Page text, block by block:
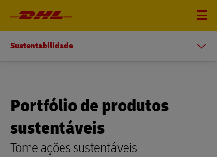
Sustentabilidade
Portfólio de produtos
sustentáveis
Tome ações sustentáveis